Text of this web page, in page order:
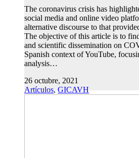
The coronavirus crisis has
social media and online video
alternative discourse to that
The objective of this article is to
and scientific dissemination on
Spanish context of YouTube,
analysis…
26 octubre, 2021
Artículos, GICAVH